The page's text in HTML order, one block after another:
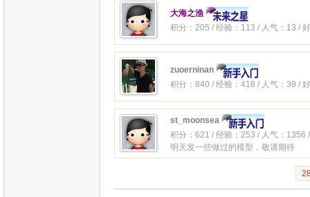
大海之渔
积分：205 / 经验：113 / 人气：13 /
zuoerninan
积分：840 / 经验：418 / 人气：39 /
st_moonsea
积分：621 / 经验：253 / 人气：1356
明天发一些做过的模型，敬请期待